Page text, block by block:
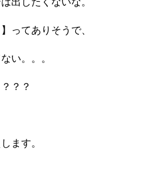
ってありそうで、
い。。。
？？
ます。